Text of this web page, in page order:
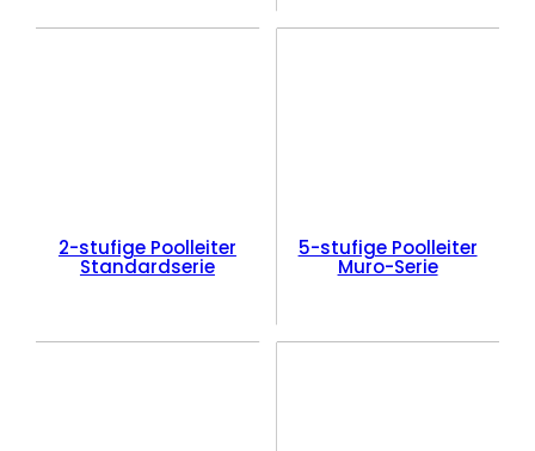
2-stufige Poolleiter
Standardserie
5-stufige Poolleiter
Muro-Serie